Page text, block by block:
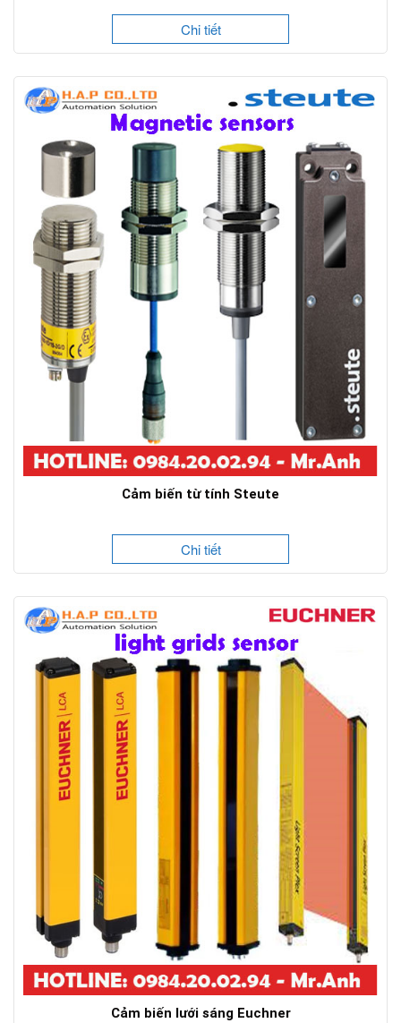
Chi tiết
Cảm biến từ tính Steute
Chi tiết
Cảm biến lưới sáng Euchner